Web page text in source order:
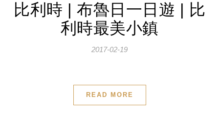
比利時 | 布魯日一日遊 | 比
利時最美小鎮
2017-02-19
READ MORE